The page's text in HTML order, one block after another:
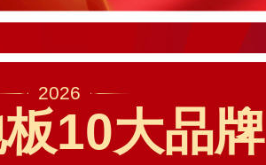
2026
10大品牌